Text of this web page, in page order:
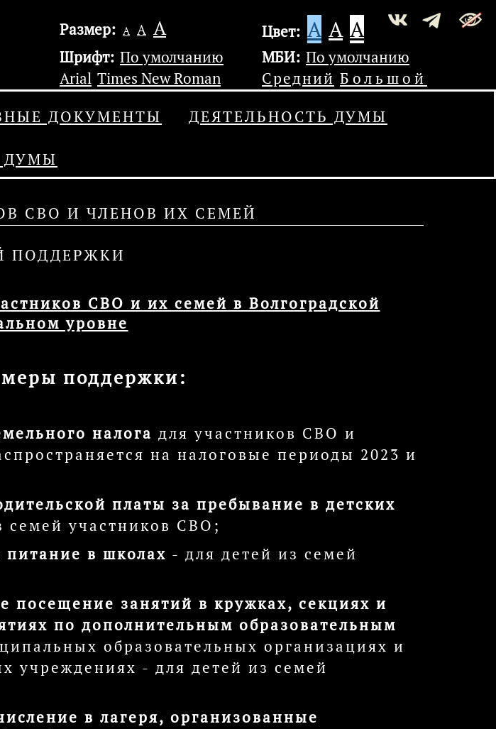
Размер: А А А Цвет: A A A
Шрифт: По умолчанию
Arial Times New Roman
МБИ: По умолчанию
Средний Большой
ДОКУМЕНТЫ ДЕЯТЕЛЬНОСТЬ ДУМЫ
ДУМЫ
СВО И ЧЛЕНОВ ИХ СЕМЕЙ
ПОДДЕРЖКИ
СВО и их семей в Волгоградской
уровне
поддержки:
налога для участников СВО и
на налоговые периоды 2023 и
платы за пребывание в детских
семей участников СВО;
питание в школах - для детей из семей
посещение занятий в кружках, секциях и
по дополнительным образовательным
образовательных организациях и
учреждениях - для детей из семей
в лагеря, организованные